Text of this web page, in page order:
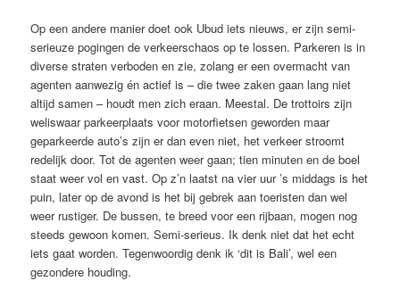
Op een andere manier doet ook Ubud iets nieuws, er zijn semi-
serieuze pogingen de verkeerschaos op te lossen. Parkeren is in
diverse straten verboden en zie, zolang er een overmacht van
agenten aanwezig én actief is – die twee zaken gaan lang niet
altijd samen – houdt men zich eraan. Meestal. De trottoirs zijn
weliswaar parkeerplaats voor motorfietsen geworden maar
geparkeerde auto’s zijn er dan even niet, het verkeer stroomt
redelijk door. Tot de agenten weer gaan; tien minuten en de boel
staat weer vol en vast. Op z’n laatst na vier uur ’s middags is het
puin, later op de avond is het bij gebrek aan toeristen dan wel
weer rustiger. De bussen, te breed voor een rijbaan, mogen nog
steeds gewoon komen. Semi-serieus. Ik denk niet dat het echt
iets gaat worden. Tegenwoordig denk ik ‘dit is Bali’, wel een
gezondere houding.